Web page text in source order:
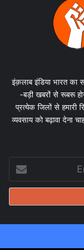
इंक़लाब इंडिया भारत का
-बड़ी खबरों से रूबरू
प्रत्येक जिलों से हमारी
व्यवसाय को बढ़ावा देना
your
Email
© Copyright
Facebook